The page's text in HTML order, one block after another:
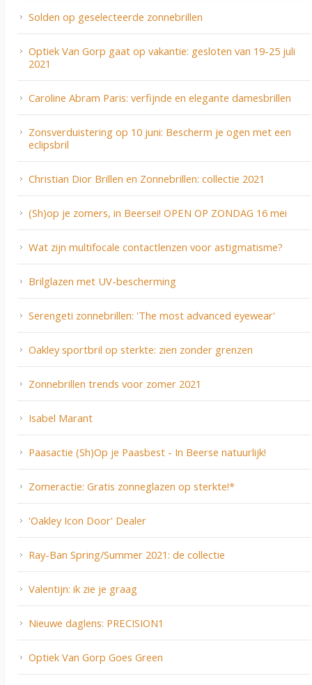
Solden op geselecteerde zonnebrillen
Optiek Van Gorp gaat op vakantie: gesloten van 19-25 juli
2021
Caroline Abram Paris: verfijnde en elegante damesbrillen
Zonsverduistering op 10 juni: Bescherm je ogen met een
eclipsbril
Christian Dior Brillen en Zonnebrillen: collectie 2021
(Sh)op je zomers, in Beersei! OPEN OP ZONDAG 16 mei
Wat zijn multifocale contactlenzen voor astigmatisme?
Brilglazen met UV-bescherming
Serengeti zonnebrillen: 'The most advanced eyewear'
Oakley sportbril op sterkte: zien zonder grenzen
Zonnebrillen trends voor zomer 2021
Isabel Marant
Paasactie (Sh)Op je Paasbest - In Beerse natuurlijk!
Zomeractie: Gratis zonneglazen op sterkte!*
'Oakley Icon Door' Dealer
Ray-Ban Spring/Summer 2021: de collectie
Valentijn: ik zie je graag
Nieuwe daglens: PRECISION1
Optiek Van Gorp Goes Green